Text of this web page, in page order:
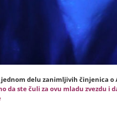
delu zanimljivih činjenica o
da ste čuli za ovu mladu zvezdu i